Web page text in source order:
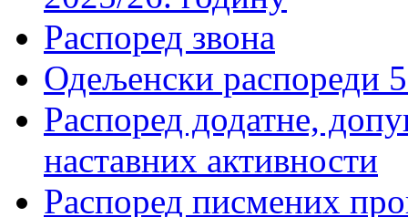
Распоред звона
Одељенски распореди
Распоред додатне,
наставних активности
Распоред писмених